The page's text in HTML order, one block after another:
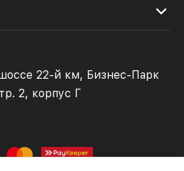
22-й км, Бизнес-Парк
2, корпус Г